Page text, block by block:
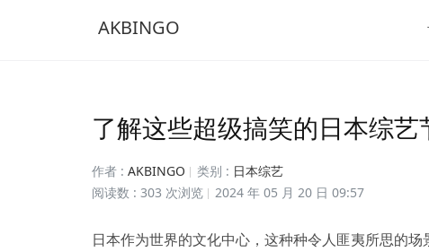
AKBINGO
了解这些超级搞笑的日本综
作者 : AKBINGO 类别 : 日本综艺
阅读数 : 303 次浏览
2024 年 05 月 20 日 09:57
日本作为世界的文化中心，这种种令人匪夷所思的